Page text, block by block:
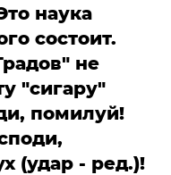
наука
состоит.
не
"сигару"
помилуй!
(удар - ред.)!